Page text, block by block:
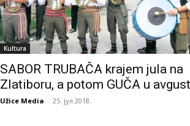
Kultura
SABOR TRUBAČA krajem jula na
Zlatiboru, a potom GUČA u
Užice Media - 25. јул 2018.